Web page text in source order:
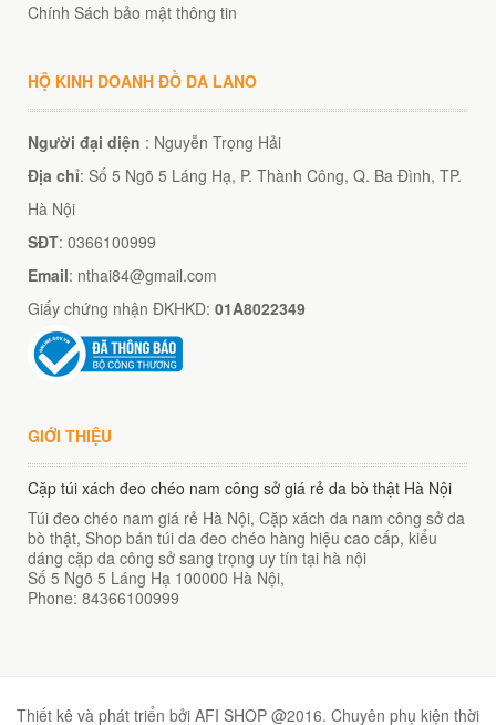
Chính Sách bảo mật thông tin
HỘ KINH DOANH ĐỒ DA LANO
Người đại diện : Nguyễn Trọng Hải
Địa chỉ: Số 5 Ngõ 5 Láng Hạ, P. Thành Công, Q. Ba Đình, TP.
Hà Nội
SĐT: 0366100999
Email: nthai84@gmail.com
Giấy chứng nhận ĐKHKD: 01A8022349
GIỚI THIỆU
Cặp túi xách đeo chéo nam công sở giá rẻ da bò thật Hà Nội
Túi đeo chéo nam giá rẻ Hà Nội, Cặp xách da nam công sở da
bò thật, Shop bán túi da đeo chéo hàng hiệu cao cấp, kiểu
dáng cặp da công sở sang trọng uy tín tại hà nội
Số 5 Ngõ 5 Láng Hạ 100000 Hà Nội,
Phone: 84366100999
Thiết kê và phát triển bởi AFI SHOP @2016. Chuyên phụ kiện thời